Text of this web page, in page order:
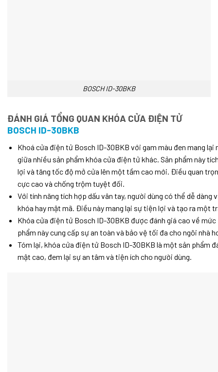
BOSCH ID-30BKB
ĐÁNH GIÁ TỔNG QUAN KHÓA CỬA ĐIỆN TỬ
BOSCH ID-30BKB
Khoá cửa điện tử Bosch ID-30BKB với gam màu đen mang
giữa nhiều sản phẩm khóa cửa điện tử khác. Sản phẩm này
lợi và tăng tốc độ mở cửa lên một tầm cao mới. Điều quan
cực cao và chống trộm tuyệt đối.
Với tính năng tích hợp dấu vân tay, người dùng có thể dễ dàng
khóa hay mật mã. Điều này mang lại sự tiện lợi và tạo ra một
Khóa cửa điện tử Bosch ID-30BKB được đánh giá cao về
phẩm này cung cấp sự an toàn và bảo vệ tối đa cho ngôi nhà
Tóm lại, khóa cửa điện tử Bosch ID-30BKB là một sản phẩm
mật cao, đem lại sự an tâm và tiện ích cho người dùng.